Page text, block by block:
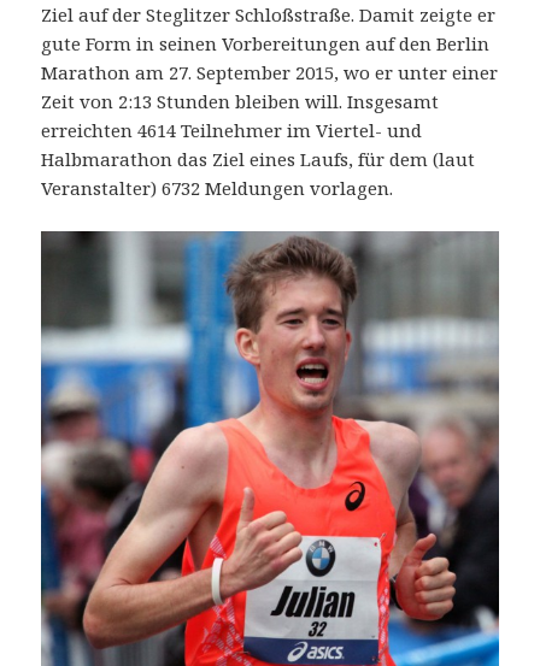
Ziel auf der Steglitzer Schloßstraße. Damit zeigte er
gute Form in seinen Vorbereitungen auf den Berlin
Marathon am 27. September 2015, wo er unter einer
Zeit von 2:13 Stunden bleiben will. Insgesamt
erreichten 4614 Teilnehmer im Viertel- und
Halbmarathon das Ziel eines Laufs, für dem (laut
Veranstalter) 6732 Meldungen vorlagen.